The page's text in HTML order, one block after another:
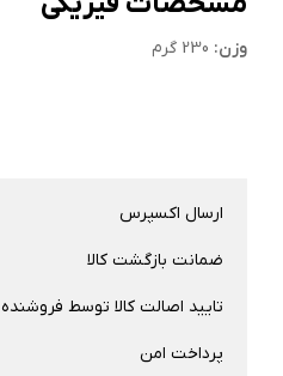
وزن:
ارسال اکسپرس
ضمانت بازگشت کالا
تایید اصالت کالا توسط فروشنده
پرداخت امن